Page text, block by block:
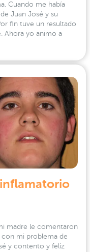
Cuando me había
Juan José y su
fin tuve un resultado
Ahora yo animo a
madre le comentaron
con mi problema de
y contento y feliz